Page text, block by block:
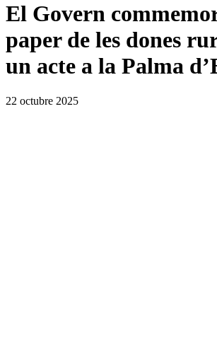
El Govern
paper de les dones
un acte a la Palma
22 octubre 2025